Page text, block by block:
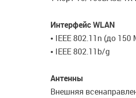
Интерфейс WLAN
• IEEE 802.11n (до
• IEEE 802.11b/g
Антенны
Внешняя